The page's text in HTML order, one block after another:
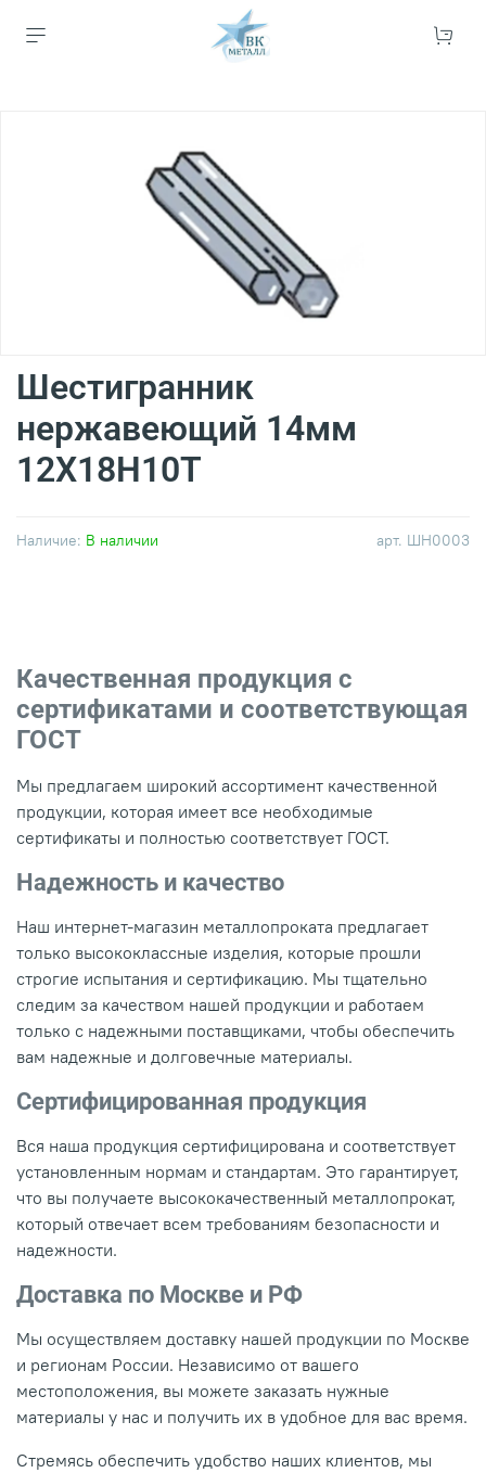
арт. ШН0003
Наличие: В наличии
Шестигранник
нержавеющий 14мм
12Х18Н10Т
Качественная продукция с
сертификатами и соответствующая
ГОСТ
Мы предлагаем широкий ассортимент качественной
продукции, которая имеет все необходимые
сертификаты и полностью соответствует ГОСТ.
Надежность и качество
Наш интернет-магазин металлопроката предлагает
только высококлассные изделия, которые прошли
строгие испытания и сертификацию. Мы тщательно
следим за качеством нашей продукции и работаем
только с надежными поставщиками, чтобы обеспечить
вам надежные и долговечные материалы.
Сертифицированная продукция
Вся наша продукция сертифицирована и соответствует
установленным нормам и стандартам. Это гарантирует,
что вы получаете высококачественный металлопрокат,
который отвечает всем требованиям безопасности и
надежности.
Доставка по Москве и РФ
Мы осуществляем доставку нашей продукции по Москве
и регионам России. Независимо от вашего
местоположения, вы можете заказать нужные
материалы у нас и получить их в удобное для вас время.
Стремясь обеспечить удобство наших клиентов, мы